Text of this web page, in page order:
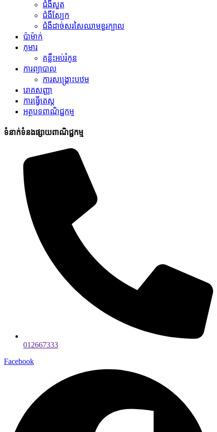
ជំងឺសួត
ជំងឺស្បែក
ជំងឺដាច់សរសៃឈាមខួរក្បាល
ប៉ាម៉ាក់
កុមារ
គន្លឹះអប់រំកូន
ការព្យាបាល
ការសង្គ្រោះបឋម
រោគសញ្ញា
ការធ្វើតេស្ត
អត្ថបទពាណិជ្ជកម្ម
ទំនាក់ទំនងផ្សាយពាណិជ្ជកម្ម
012667333
Facebook